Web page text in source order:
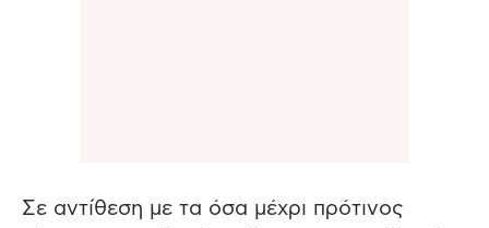
Σε αντίθεση με τα όσα μέχρι πρότινος